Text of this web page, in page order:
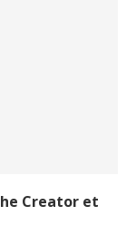
Creator et